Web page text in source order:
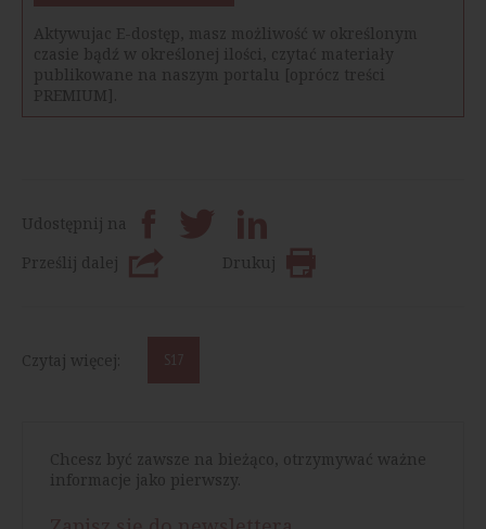
Aktywujac E-dostęp, masz możliwość w określonym
czasie bądź w określonej ilości, czytać materiały
publikowane na naszym portalu [oprócz treści
PREMIUM].
Udostępnij na
Prześlij dalej
Drukuj
Czytaj więcej: S17
Chcesz być zawsze na bieżąco, otrzymywać ważne
informacje jako pierwszy.